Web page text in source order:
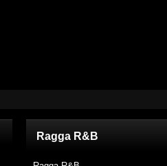
Ragga R&B